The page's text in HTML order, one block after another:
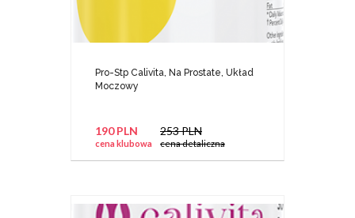
Pro-Stp Calivita, Na Prostate, Układ
Moczowy
190 PLN
cena klubowa
253 PLN
cena detaliczna